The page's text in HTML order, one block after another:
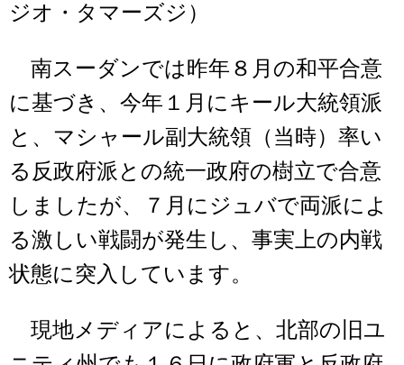
ジオ・タマーズジ）
南スーダンでは昨年８月の和平合意
に基づき、今年１月にキール大統領派
と、マシャール副大統領（当時）率い
る反政府派との統一政府の樹立で合意
しましたが、７月にジュバで両派によ
る激しい戦闘が発生し、事実上の内戦
状態に突入しています。
現地メディアによると、北部の旧ユ